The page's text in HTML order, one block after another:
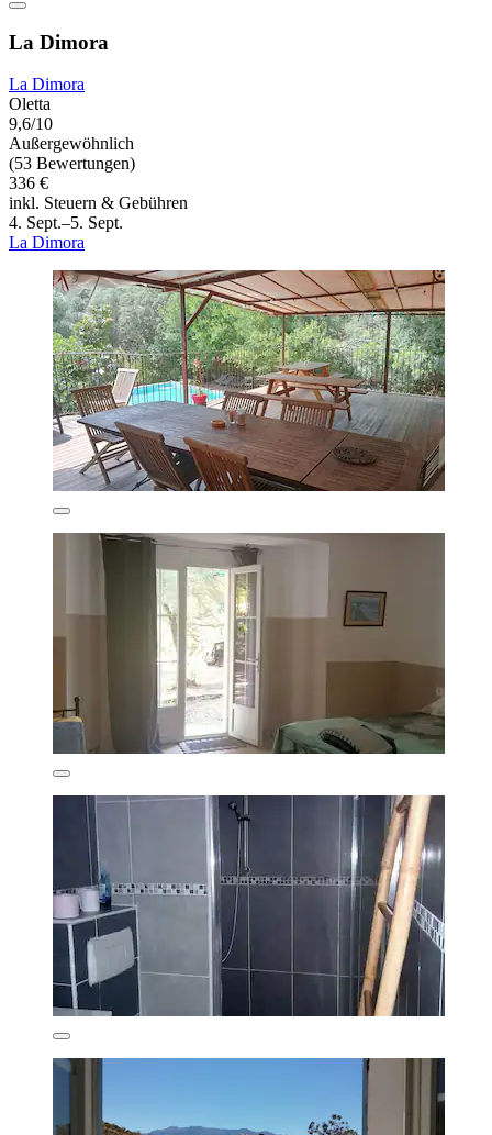
La Dimora
La Dimora
Oletta
9,6/10
Außergewöhnlich
(53 Bewertungen)
336 €
inkl. Steuern & Gebühren
4. Sept.–5. Sept.
La Dimora